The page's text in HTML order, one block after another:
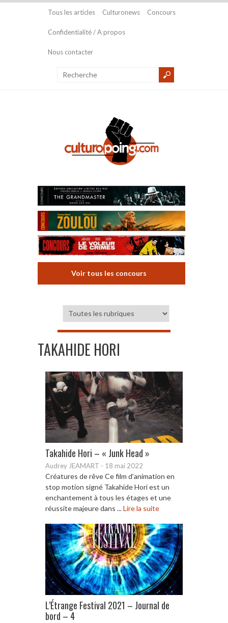
Tous les articles Culturonews Concours
Confidentialité / A propos
Nous contacter
Voir tous les concours
TAKAHIDE HORI
Takahide Hori – « Junk Head »
Audrey JEAMART - 18 mai 2022
Créatures de rêve Ce film d’animation en
stop motion signé Takahide Hori est un
enchantement à tous les étages et une
réussite majeure dans ...Lire la suite
L’Étrange Festival 2021 – Journal de
bord – 4